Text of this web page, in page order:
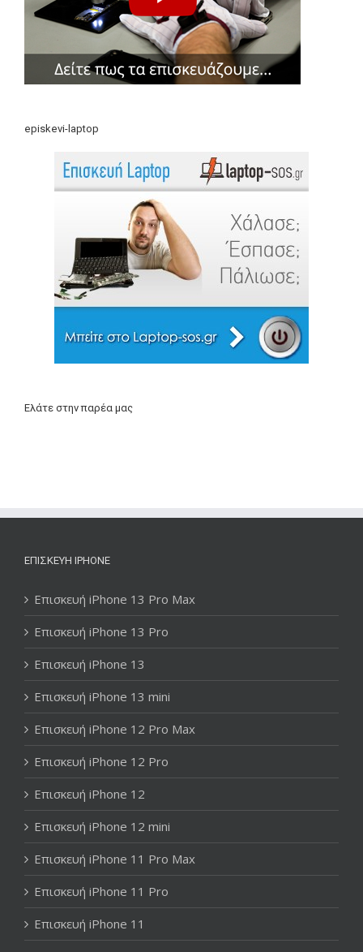
episkevi-laptop
Ελάτε στην παρέα μας
ΕΠΙΣΚΕΥΉ IPHONE
Επισκευή iPhone 13 Pro Max
Επισκευή iPhone 13 Pro
Επισκευή iPhone 13
Επισκευή iPhone 13 mini
Επισκευή iPhone 12 Pro Max
Επισκευή iPhone 12 Pro
Επισκευή iPhone 12
Επισκευή iPhone 12 mini
Επισκευή iPhone 11 Pro Max
Επισκευή iPhone 11 Pro
Επισκευή iPhone 11